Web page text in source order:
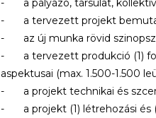
-
a pályázó, társulat,
-
a tervezett projekt
-
az új munka rövid
-
a tervezett produkció (1)
aspektusai (max. 1.500-1.500
-
a projekt technikai és
-
a projekt (1) létrehozási